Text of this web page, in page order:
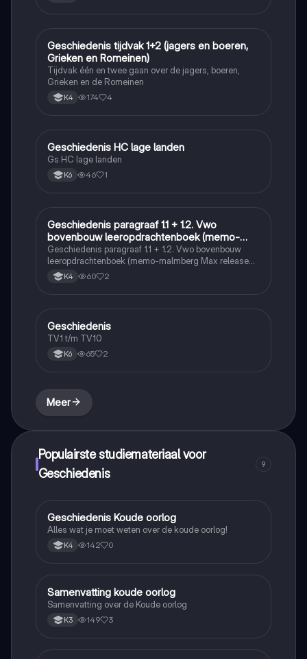
Geschiedenis
Geschiedenis tijdvak 1+2 (jagers en boeren,
Grieken en Romeinen)
Tijdvak één en twee gaan over de jagers, boeren,
Grieken en de Romeinen
K4 174 4
Geschiedenis
Geschiedenis HC lage landen
Gs HC lage landen
K6 46 1
Geschiedenis
Geschiedenis paragraaf 1.1 + 1.2. Vwo
bovenbouw leeropdrachtenboek (memo-
malmberg Max release 6.0)
Geschiedenis paragraaf 1.1 + 1.2. Vwo bovenbouw
leeropdrachtenboek (memo-malmberg Max release
6.0)K4 60 2
Geschiedenis
Geschiedenis
TV1 t/m TV10
K6 65 2
Meer
Populairste studiemateriaal voor
Geschiedenis
9
Geschiedenis
Geschiedenis Koude oorlog
Alles wat je moet weten over de koude oorlog!
K4 142 0
Geschiedenis
Samenvatting koude oorlog
Samenvatting over de Koude oorlog
K3 149 3